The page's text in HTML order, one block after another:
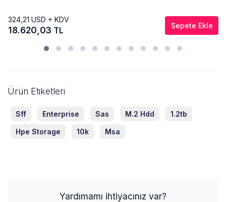
324,21 USD + KDV
18.620,03 TL Sepete Ekle
Ürün Etiketleri
Sff Enterprise Sas M.2 Hdd 1.2tb
Hpe Storage 10k Msa
Yardımamı ihtiyacınız var?